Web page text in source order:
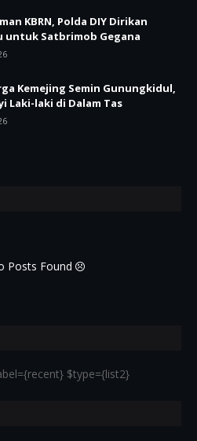
KBRN, Polda DIY Dirikan
untuk Satbrimob Gegana
Kemejing Semin Gunungkidul,
Laki-laki di Dalam Tas
Posts Found
$type={list2}